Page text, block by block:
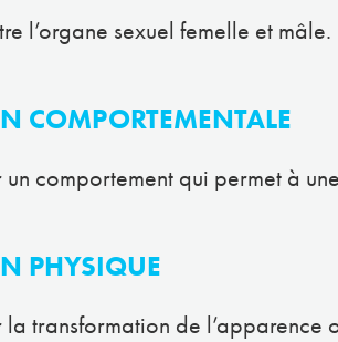
l’organe sexuel femelle et
COMPORTEMENTALE
comportement qui permet à
PHYSIQUE
transformation de l’apparence